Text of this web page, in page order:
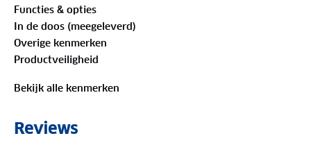
Functies & opties
In de doos (meegeleverd)
Overige kenmerken
Productveiligheid
Bekijk alle kenmerken
Reviews